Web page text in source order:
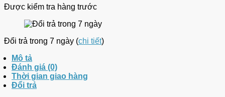
Được kiểm tra hàng trước
Đổi trả trong 7 ngày (chi tiết)
Mô tả
Đánh giá (0)
Thời gian giao hàng
Đổi trả